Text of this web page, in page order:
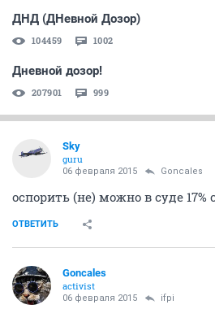
ДНД (ДНевной Дозор)
104459 1002
Дневной дозор!
207901 999
Sky
guru
06 февраля 2015 Goncales
оспорить (не) можно в суде 17%
ОТВЕТИТЬ
Goncales
activist
06 февраля 2015 ifpi